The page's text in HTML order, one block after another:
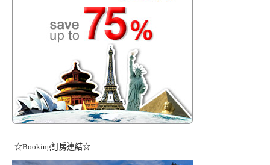
☆Booking訂房連結☆